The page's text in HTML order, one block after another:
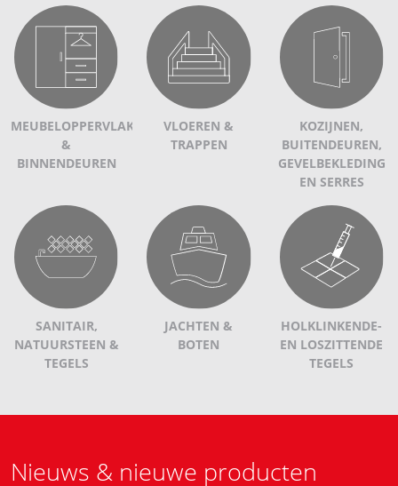
MEUBELOPPERVLAKKEN
&
BINNENDEUREN
VLOEREN &
TRAPPEN
KOZIJNEN,
BUITENDEUREN,
GEVELBEKLEDING
EN SERRES
SANITAIR,
NATUURSTEEN &
TEGELS
JACHTEN &
BOTEN
HOLKLINKENDE-
EN LOSZITTENDE
TEGELS
Nieuws & nieuwe producten